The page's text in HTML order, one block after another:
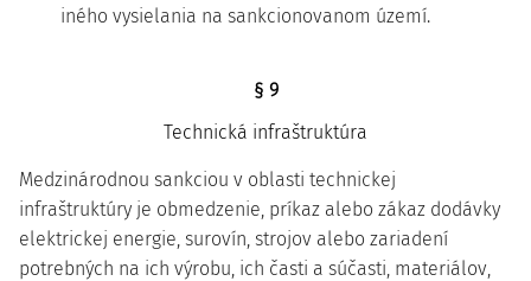
iného vysielania na sankcionovanom území.
§ 9
Technická infraštruktúra
Medzinárodnou sankciou v oblasti technickej
infraštruktúry je obmedzenie, príkaz alebo zákaz dodávky
elektrickej energie, surovín, strojov alebo zariadení
potrebných na ich výrobu, ich časti a súčasti, materiálov,